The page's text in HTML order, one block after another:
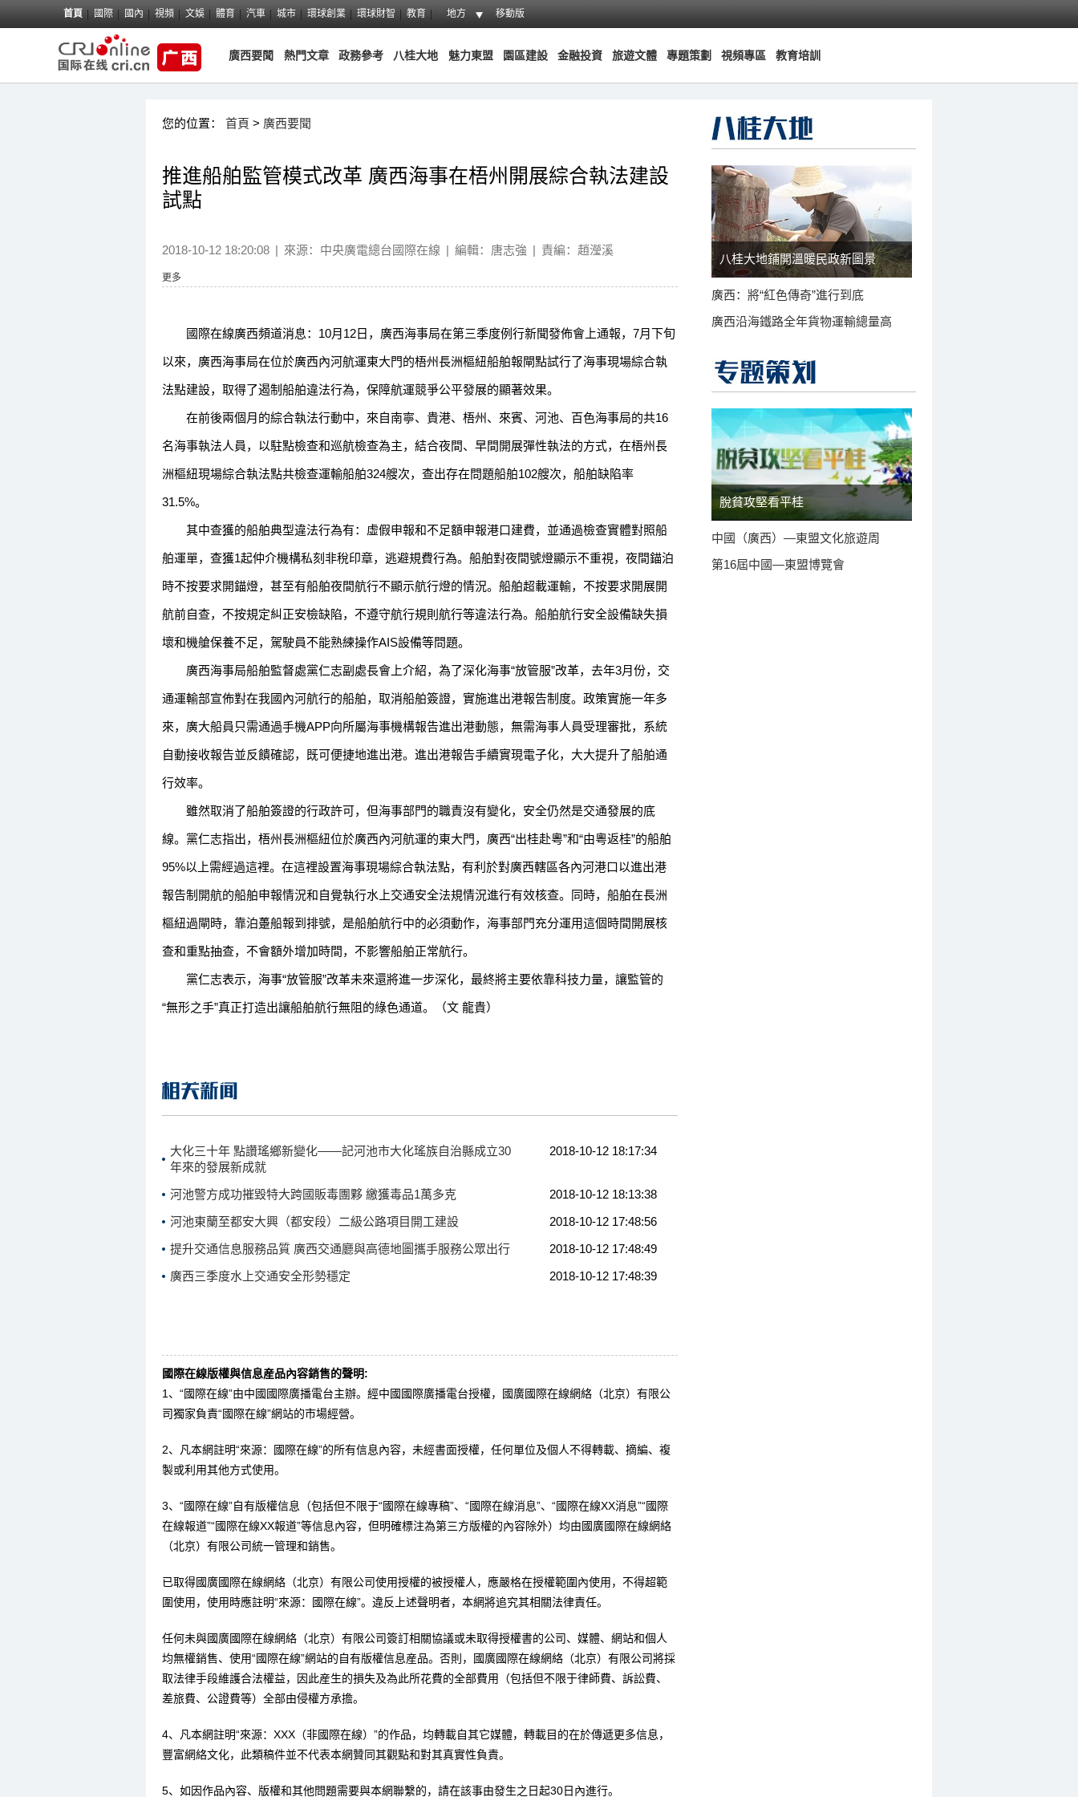
首頁 國際 國內 視頻 文娛 體育 汽車 城市 環球創業 環球財智 教育 地方 移動版
廣西要聞 熱門文章 政務參考 八桂大地 魅力東盟 園區建設 金融投資 旅遊文體 專題策劃 視頻專區 教育培訓
您的位置： 首頁 > 廣西要聞
推進船舶監管模式改革 廣西海事在梧州開展綜合執法建設
試點
2018-10-12 18:20:08 | 來源： 中央廣電總台國際在線 | 編輯：唐志強 | 責編：趙瀅溪
更多
國際在線廣西頻道消息：10月12日，廣西海事局在第三季度例行新聞發佈會上通報，7月下旬
以來，廣西海事局在位於廣西內河航運東大門的梧州長洲樞紐船舶報閘點試行了海事現場綜合執
法點建設，取得了遏制船舶違法行為，保障航運競爭公平發展的顯著效果。
在前後兩個月的綜合執法行動中，來自南寧、貴港、梧州、來賓、河池、百色海事局的共16
名海事執法人員，以駐點檢查和巡航檢查為主，結合夜間、早間開展彈性執法的方式，在梧州長
洲樞紐現場綜合執法點共檢查運輸船舶324艘次，查出存在問題船舶102艘次，船舶缺陷率
31.5%。
其中查獲的船舶典型違法行為有：虛假申報和不足額申報港口建費，並通過檢查實體對照船
舶運單，查獲1起仲介機構私刻非稅印章，逃避規費行為。船舶對夜間號燈顯示不重視，夜間錨泊
時不按要求開錨燈，甚至有船舶夜間航行不顯示航行燈的情況。船舶超載運輸，不按要求開展開
航前自查，不按規定糾正安檢缺陷，不遵守航行規則航行等違法行為。船舶航行安全設備缺失損
壞和機艙保養不足，駕駛員不能熟練操作AIS設備等問題。
廣西海事局船舶監督處黨仁志副處長會上介紹，為了深化海事“放管服”改革，去年3月份，交
通運輸部宣佈對在我國內河航行的船舶，取消船舶簽證，實施進出港報告制度。政策實施一年多
來，廣大船員只需通過手機APP向所屬海事機構報告進出港動態，無需海事人員受理審批，系統
自動接收報告並反饋確認，既可便捷地進出港。進出港報告手續實現電子化，大大提升了船舶通
行效率。
雖然取消了船舶簽證的行政許可，但海事部門的職責沒有變化，安全仍然是交通發展的底
線。黨仁志指出，梧州長洲樞紐位於廣西內河航運的東大門，廣西“出桂赴粵”和“由粵返桂”的船舶
95%以上需經過這裡。在這裡設置海事現場綜合執法點，有利於對廣西轄區各內河港口以進出港
報告制開航的船舶申報情況和自覺執行水上交通安全法規情況進行有效核查。同時，船舶在長洲
樞紐過閘時，靠泊躉船報到排號，是船舶航行中的必須動作，海事部門充分運用這個時間開展核
查和重點抽查，不會額外增加時間，不影響船舶正常航行。
黨仁志表示，海事“放管服”改革未來還將進一步深化，最終將主要依靠科技力量，讓監管的
“無形之手”真正打造出讓船舶航行無阻的綠色通道。（文 龍貴）
2018-10-12 18:17:34
大化三十年 點讚瑤鄉新變化——記河池市大化瑤族自治縣成立30
年來的發展新成就
2018-10-12 18:13:38
河池警方成功摧毀特大跨國販毒團夥 繳獲毒品1萬多克
2018-10-12 17:48:56
河池東蘭至都安大興（都安段）二級公路項目開工建設
2018-10-12 17:48:49
提升交通信息服務品質 廣西交通廳與高德地圖攜手服務公眾出行
2018-10-12 17:48:39
廣西三季度水上交通安全形勢穩定
國際在線版權與信息産品內容銷售的聲明:
1、“國際在線”由中國國際廣播電台主辦。經中國國際廣播電台授權，國廣國際在線網絡（北京）有限公
司獨家負責“國際在線”網站的市場經營。
2、凡本網註明“來源：國際在線”的所有信息內容，未經書面授權，任何單位及個人不得轉載、摘編、複
製或利用其他方式使用。
3、“國際在線”自有版權信息（包括但不限于“國際在線專稿”、“國際在線消息”、“國際在線XX消息”“國際
在線報道”“國際在線XX報道”等信息內容，但明確標注為第三方版權的內容除外）均由國廣國際在線網絡
（北京）有限公司統一管理和銷售。
已取得國廣國際在線網絡（北京）有限公司使用授權的被授權人，應嚴格在授權範圍內使用，不得超範
圍使用，使用時應註明“來源：國際在線”。違反上述聲明者，本網將追究其相關法律責任。
任何未與國廣國際在線網絡（北京）有限公司簽訂相關協議或未取得授權書的公司、媒體、網站和個人
均無權銷售、使用“國際在線”網站的自有版權信息産品。否則，國廣國際在線網絡（北京）有限公司將採
取法律手段維護合法權益，因此産生的損失及為此所花費的全部費用（包括但不限于律師費、訴訟費、
差旅費、公證費等）全部由侵權方承擔。
4、凡本網註明“來源：XXX（非國際在線）”的作品，均轉載自其它媒體，轉載目的在於傳遞更多信息，
豐富網絡文化，此類稿件並不代表本網贊同其觀點和對其真實性負責。
5、如因作品內容、版權和其他問題需要與本網聯繫的，請在該事由發生之日起30日內進行。
八桂大地鋪開溫暖民政新圖景
廣西：將“紅色傳奇”進行到底
廣西沿海鐵路全年貨物運輸總量高
脫貧攻堅看平桂
中國（廣西）—東盟文化旅遊周
第16屆中國—東盟博覽會